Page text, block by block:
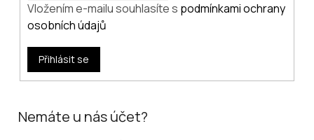
Vložením e-mailu souhlasíte s podmínkami ochrany
osobních údajů
Přihlásit se
Nemáte u nás účet?